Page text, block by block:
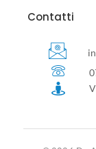
Contatti